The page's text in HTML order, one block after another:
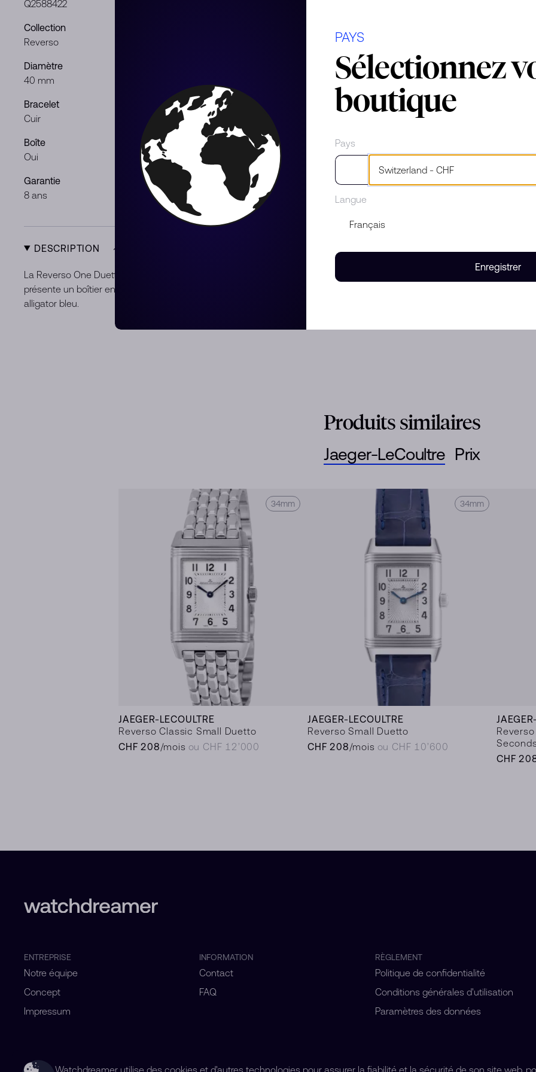
Q2588422
Collection
Reverso
Diamètre
40 mm
Bracelet
Cuir
Genre
Femme
Boîte
Oui
Documents
Garantie
8 ans
Condition
Neuf
DESCRIPTION
La Reverso One Duetto de Jaeger-LeCoultre, avec mouvement à remontage manuel,
présente un boîtier en acier inoxydable, un cadran argenté et noir et un bracelet en
alligator bleu.
Produits similaires
Jaeger-LeCoultre
34mm
JAEGER-LECOULTRE
Reverso Classic Small Duetto
CHF 208/mois ou CHF 12’000
34mm
JAEGER-LECOULTRE
Reverso Small Duetto
CHF 208/mois ou CHF 10’600
CHF
Prix
ENTREPRISE
Notre équipe
Concept
Impressum
INFORMATION
Contact
FAQ
RÈGLEMENT
Politique de confidentialité
Conditions générales d'utilisation
Paramètres des données
Watchdreamer utilise des cookies et d'autres technologies pour assurer la fiabilité et la sécurité de son site web,
PAYS
Sélectionnez
boutique
Pays
Langue
Enregistrer